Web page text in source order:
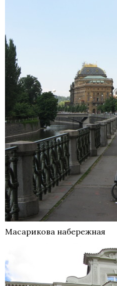
Масарикова набережная